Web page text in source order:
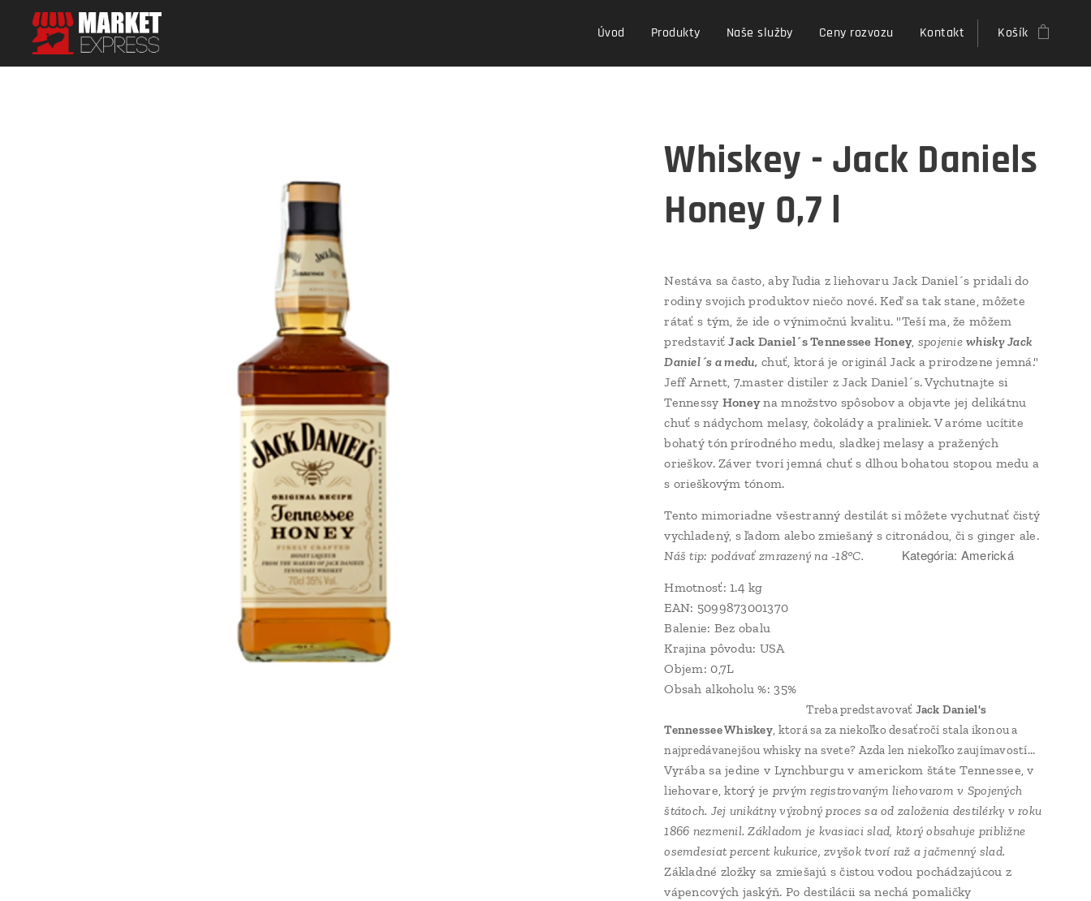
Úvod Produkty Naše služby Ceny rozvozu Kontakt Košík
Whiskey - Jack Daniels
Honey 0,7 l
Nestáva sa často, aby ľudia z liehovaru Jack Daniel´s pridali do
rodiny svojich produktov niečo nové. Keď sa tak stane, môžete
rátať s tým, že ide o výnimočnú kvalitu. "Teší ma, že môžem
predstaviťJack Daniel´s Tennessee Honey, spojeniewhisky Jack
Daniel´s a medu, chuť, ktorá je originál Jack a prirodzene jemná."
Jeff Arnett, 7.master distiler z Jack Daniel´s. Vychutnajte si
Tennessy Honeyna množstvo spôsobov a objavte jej delikátnu
chuť s nádychom melasy, čokolády a praliniek. V aróme ucítite
bohatý tón prírodného medu, sladkej melasy a pražených
orieškov. Záver tvorí jemná chuť s dlhou bohatou stopou medu a
s orieškovým tónom.
Tento mimoriadne všestranný destilát si môžete vychutnať čistý
vychladený, s ľadom alebo zmiešaný s citronádou, či s ginger ale.
Náš tip: podávať zmrazený na -18°C. Kategória: Americká
Hmotnosť: 1.4 kg
EAN: 5099873001370
Balenie: Bez obalu
Krajina pôvodu: USA
Objem: 0,7L
Obsah alkoholu %: 35%
Treba predstavovať Jack Daniel's
Tennessee Whiskey, ktorá sa za niekoľko desaťročí stala ikonou a
najpredávanejšou whisky na svete? Azda len niekoľko zaujímavostí...
Vyrába sa jedine v Lynchburgu v americkom štáte Tennessee, v
liehovare, ktorý je prvým registrovaným liehovarom v Spojených
štátoch. Jej unikátny výrobný proces sa odzaloženia destilérky v roku
1866 nezmenil. Základom je kvasiaci slad, ktorý obsahuje približne
osemdesiat percent kukurice, zvyšok tvorí raž a jačmenný slad.
Základné zložky sa zmiešajú s čistou vodou pochádzajúcou z
vápencových jaskýň. Po destilácii sa nechá pomaličky